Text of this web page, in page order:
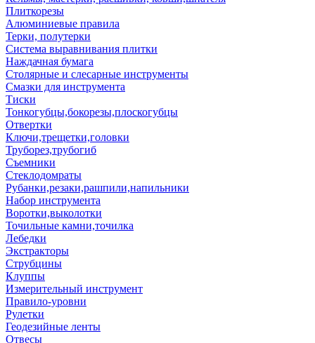
Плиткорезы
Алюминиевые правила
Терки, полутерки
Система выравнивания плитки
Наждачная бумага
Столярные и слесарные инструменты
Смазки для инструмента
Тиски
Тонкогубцы,бокорезы,плоскогубцы
Отвертки
Ключи,трещетки,головки
Труборез,трубогиб
Съемники
Стеклодомраты
Рубанки,резаки,рашпили,напильники
Набор инструмента
Воротки,выколотки
Точильные камни,точилка
Лебедки
Экстракторы
Струбцины
Клуппы
Измерительный инструмент
Правило-уровни
Рулетки
Геодезийные ленты
Отвесы